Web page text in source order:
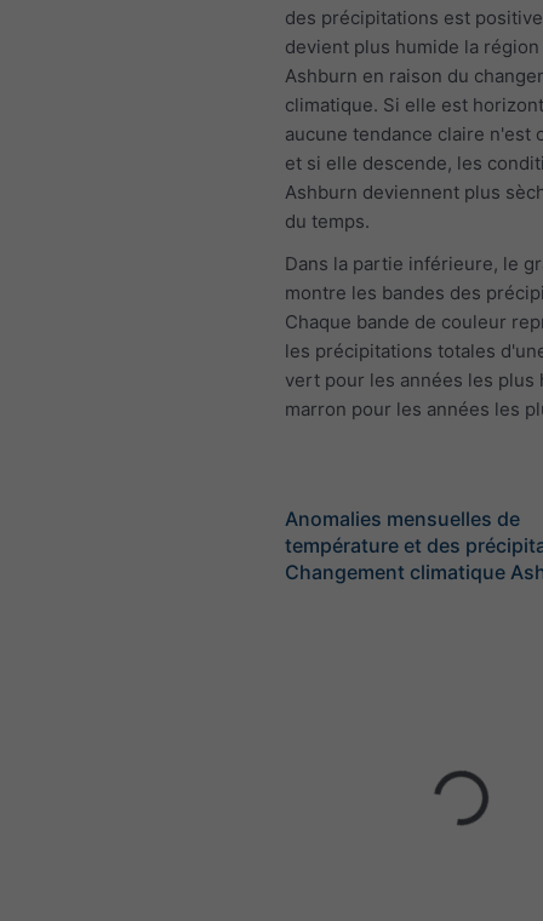
des précipitations est
devient plus humide la
Ashburn en raison du
climatique. Si elle est
aucune tendance claire n'est
et si elle descende, les
Ashburn deviennent plus
du temps.
Dans la partie inférieure, le
montre les bandes des
Chaque bande de couleur
les précipitations totales
vert pour les années les plus
marron pour les années les
Anomalies mensuelles de
température et des
Changement climatique